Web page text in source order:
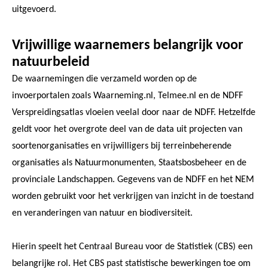
uitgevoerd.
Vrijwillige waarnemers belangrijk voor
natuurbeleid
De waarnemingen die verzameld worden op de
invoerportalen zoals Waarneming.nl, Telmee.nl en de NDFF
Verspreidingsatlas vloeien veelal door naar de NDFF. Hetzelfde
geldt voor het overgrote deel van de data uit projecten van
soortenorganisaties en vrijwilligers bij terreinbeherende
organisaties als Natuurmonumenten, Staatsbosbeheer en de
provinciale Landschappen. Gegevens van de NDFF en het NEM
worden gebruikt voor het verkrijgen van inzicht in de toestand
en veranderingen van natuur en biodiversiteit.
Hierin speelt het Centraal Bureau voor de Statistiek (CBS) een
belangrijke rol. Het CBS past statistische bewerkingen toe om